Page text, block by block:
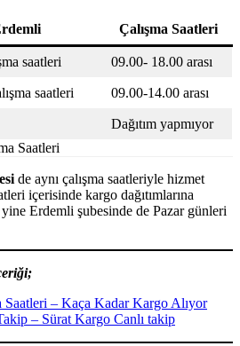
Çalışma Saatleri
saatleri 09.00- 18.00 arası
saatleri 09.00-14.00 arası
Dağıtım yapmıyor
Saatleri
de aynı çalışma saatleriyle hizmet
içerisinde kargo dağıtımlarına
Erdemli şubesinde de Pazar günleri
Saatleri – Kaça Kadar Kargo Alıyor
– Sürat Kargo Canlı takip